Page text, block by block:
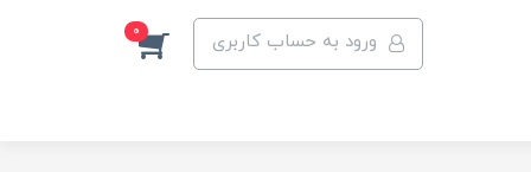
ورود به حساب کاربری 0